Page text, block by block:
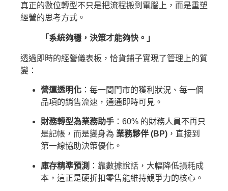
真正的數位轉型不只是把流程搬到電腦上，而是重塑
經營的思考方式。
「系統夠穩，決策才能夠快。」
透過即時的經營儀表板，恰貨鋪子實現了管理上的質
變：
營運透明化 ：每一間門市的獲利狀況、每一個
品項的銷售流速，通通即時可見。
財務轉型為業務助手 ：60% 的財務人員不再只
是記帳，而是變身為 業務夥伴 (BP) ，直接到
第一線協助決策優化。
庫存精準預測 ：靠數據說話，大幅降低損耗成
本，這正是硬折扣零售能維持競爭力的核心。